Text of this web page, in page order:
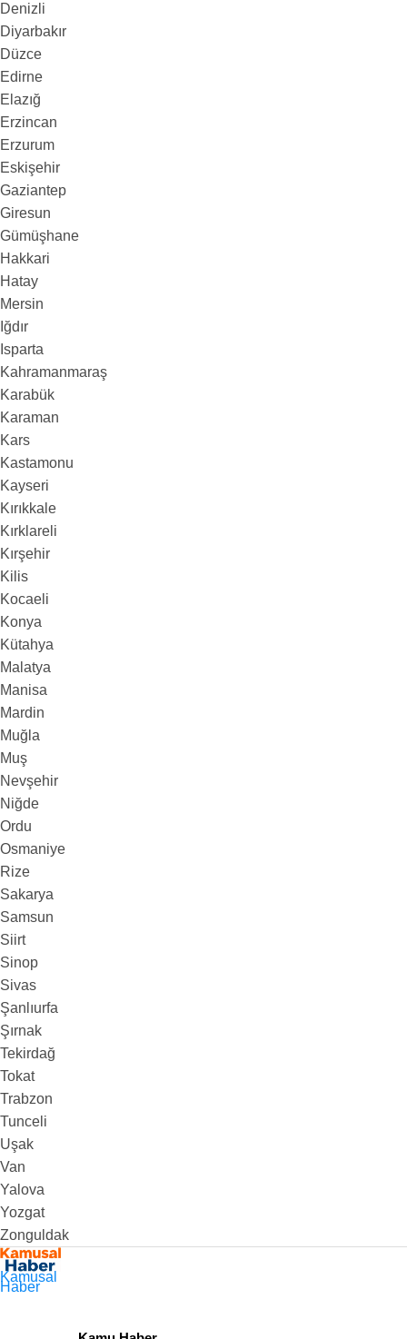
Denizli
Diyarbakır
Düzce
Edirne
Elazığ
Erzincan
Erzurum
Eskişehir
Gaziantep
Giresun
Gümüşhane
Hakkari
Hatay
Mersin
Iğdır
Isparta
Kahramanmaraş
Karabük
Karaman
Kars
Kastamonu
Kayseri
Kırıkkale
Kırklareli
Kırşehir
Kilis
Kocaeli
Konya
Kütahya
Malatya
Manisa
Mardin
Muğla
Muş
Nevşehir
Niğde
Ordu
Osmaniye
Rize
Sakarya
Samsun
Siirt
Sinop
Sivas
Şanlıurfa
Şırnak
Tekirdağ
Tokat
Trabzon
Tunceli
Uşak
Van
Yalova
Yozgat
Zonguldak
Kamusal
Haber